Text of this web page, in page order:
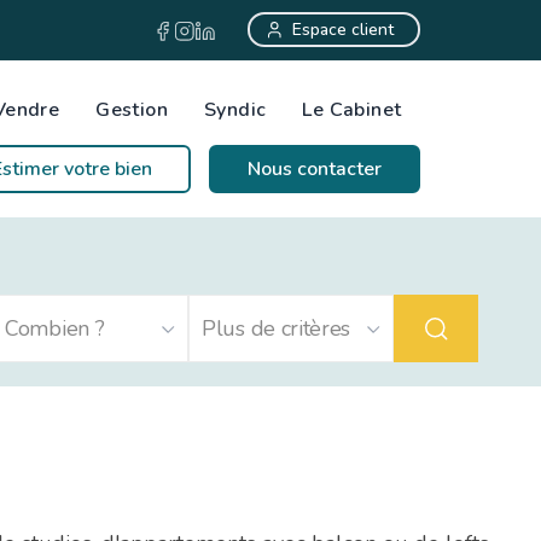
votre bien Nous contacter
Espace client
Gestion Syndic Le Cabinet